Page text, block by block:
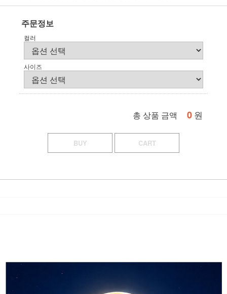
주문정보
컬러
사이즈
총 상품 금액 0 원
BUY CART